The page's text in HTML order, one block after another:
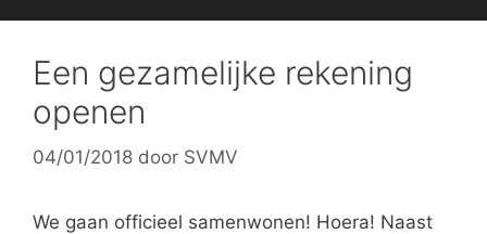
Een gezamelijke rekening
openen
04/01/2018 door SVMV
We gaan officieel samenwonen! Hoera! Naast